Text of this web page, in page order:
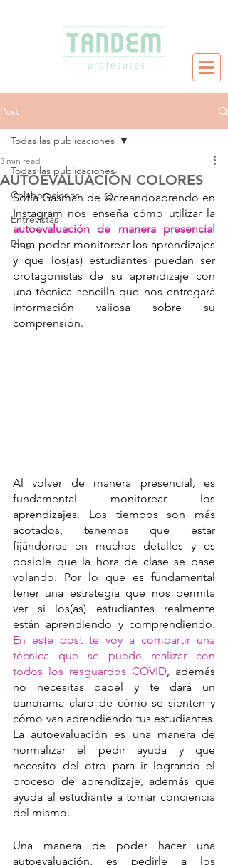
Post
Todas las publicaciones
Colaboraciones
Entrevistas
Blog
Todas las publicaciones
AUTOEVALUACIÓN COLORES
3 min read
Sofía Gasman de @creandoaprendo en
autoevaluación de manera presencial
para poder monitorear los aprendizajes
y que los(as) estudiantes puedan ser
protagonistas de su aprendizaje con
una técnica sencilla que nos entregará
información valiosa sobre su
comprensión.
Al volver de manera presencial, es
fundamental monitorear los
aprendizajes. Los tiempos son más
acotados, tenemos que estar
fijándonos en muchos detalles y es
posible que la hora de clase se pase
volando. Por lo que es fundamental
tener una estrategia que nos permita
ver si los(as) estudiantes realmente
En este post te voy a compartir una
técnica que se puede realizar con
todos los resguardos COVID , además
no necesitas papel y te dará un
panorama claro de cómo se sienten y
cómo van aprendiendo tus estudiantes.
La autoevaluación es una manera de
normalizar el pedir ayuda y que
necesito del otro para ir logrando el
proceso de aprendizaje, además que
ayuda al estudiante a tomar conciencia
del mismo.
Una manera de poder hacer una
autoevaluación, es pedirle a los